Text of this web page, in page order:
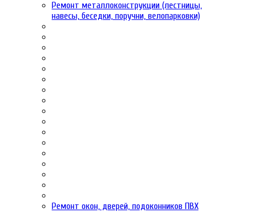
Ремонт металлоконструкции (лестницы,
навесы, беседки, поручни, велопарковки)
Ремонт окон, дверей, подоконников ПВХ